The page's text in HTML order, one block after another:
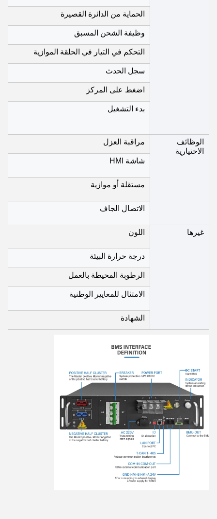
الحماية من الدائرة القصيرة
وظيفة الشحن المسبق
التحكم في التيار في الحلقة الموازية
سجل الحدث
اضغط على المركز
بدء التشغيل
الوظائف
الاختيارية
مراقبة العزل
شاشة HMI
مستقلة أو موازية
الاتصال الجاف
غيرها اللون
درجة حرارة البيئة
الرطوبة المحيطة بالعمل
الامتثال للمعايير الوطنية
الشهادة